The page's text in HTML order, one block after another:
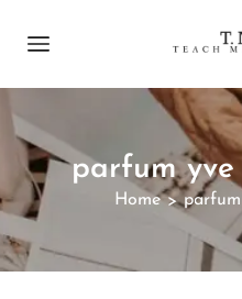
parfum
Home >